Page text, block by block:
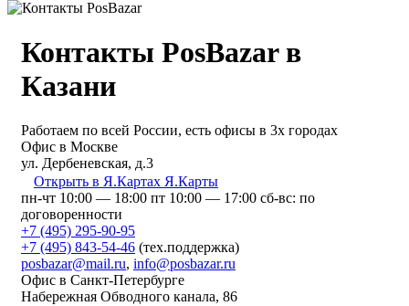
Контакты PosBazar в
Казани
Работаем по всей России, есть офисы в 3х городах
Офис в Москве
ул. Дербеневская, д.3
Открыть в Я.Картах Я.Карты
пн-чт 10:00 — 18:00 пт 10:00 — 17:00 сб-вс: по
договоренности
+7 (495) 295-90-95
+7 (495) 843-54-46 (тех.поддержка)
posbazar@mail.ru, info@posbazar.ru
Офис в Санкт-Петербурге
Набережная Обводного канала, 86